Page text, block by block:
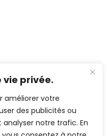
vie privée.
améliorer votre
des publicités ou
notre trafic. En